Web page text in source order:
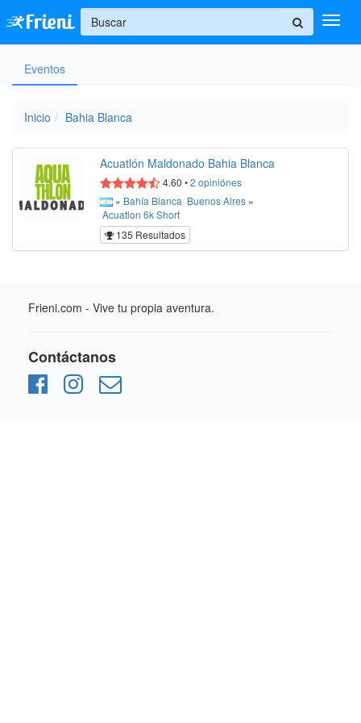
Ingresar
+
Eventos
Inicio Bahia Blanca
Acuatlón Maldonado Bahia Blanca
4.60 •2 opiniónes
» Bahía Blanca Buenos Aires »
Acuatlon 6kShort
135 Resultados
Frieni.com - Vive tu propia aventura.
Contáctanos